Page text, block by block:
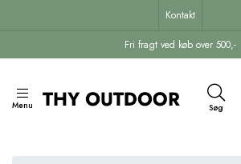
Fri fragt ved køb over 500,-
Kontakt
Menu Søg